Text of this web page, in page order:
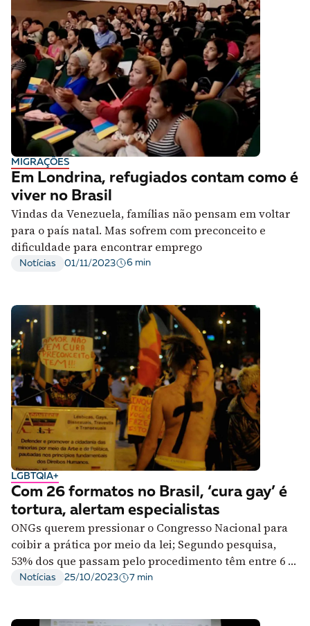
MIGRAÇÕES
Em Londrina, refugiados contam como é
viver no Brasil
Vindas da Venezuela, famílias não pensam em voltar
para o país natal. Mas sofrem com preconceito e
dificuldade para encontrar emprego
Notícias 01/11/2023 6 min
LGBTQIA+
Com 26 formatos no Brasil, ‘cura gay’ é
tortura, alertam especialistas
ONGs querem pressionar o Congresso Nacional para
coibir a prática por meio da lei; Segundo pesquisa,
53% dos que passam pelo procedimento têm entre 6 e
17 anos.
Notícias 25/10/2023 7 min